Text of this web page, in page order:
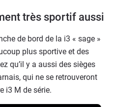
très sportif aussi
de bord de la i3 « sage »
plus sportive et des
qu’il y a aussi des sièges
qui ne se retrouveront
i3 M de série.